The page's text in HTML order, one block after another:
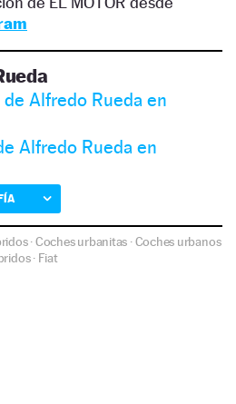
de Alfredo Rueda en
Alfredo Rueda en
·Coches urbanitas ·Coches urbanos
· Fiat